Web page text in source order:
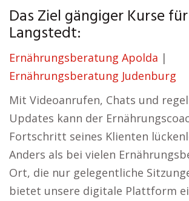
Das Ziel gängiger Kurse für
Langstedt:
Ernährungsberatung Apolda |
Ernährungsberatung Judenburg
Mit Videoanrufen, Chats und
Updates kann der
Fortschritt seines Klienten
Anders als bei vielen
Ort, die nur gelegentliche
bietet unsere digitale Plattform